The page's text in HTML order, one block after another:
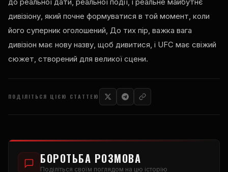
дивізіону, який почне формуватися в той момент, коли
його суперник оголошений, До тих пір, важка вага
дивізіон має нову назву, щоб дивитися, і UFC має свіжий
сюжет, створений для великої сцени.
ПОДІЛІТЬСЯ ЦІЄЮ СТАТТЕЮ
БОРОТЬБА РОЗМОВА
Поділіться своїм поглядом на цю історію